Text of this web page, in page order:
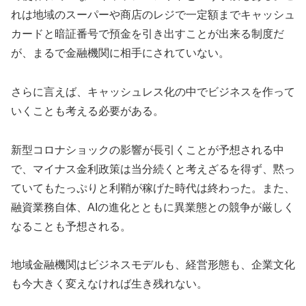
れは地域のスーパーや商店のレジで一定額までキャッシュ
カードと暗証番号で預金を引き出すことが出来る制度だ
が、まるで金融機関に相手にされていない。
さらに言えば、キャッシュレス化の中でビジネスを作って
いくことも考える必要がある。
新型コロナショックの影響が長引くことが予想される中
で、マイナス金利政策は当分続くと考えざるを得ず、黙っ
ていてもたっぷりと利鞘が稼げた時代は終わった。また、
融資業務自体、AIの進化とともに異業態との競争が厳しく
なることも予想される。
地域金融機関はビジネスモデルも、経営形態も、企業文化
も今大きく変えなければ生き残れない。